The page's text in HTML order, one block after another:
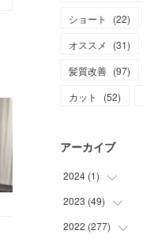
ショート
(22)
オススメ
(31)
髪質改善 (97)
カット
(52)
アーカイブ
2024 (1)
(1
2023 (49)
(1)
2022 (277)